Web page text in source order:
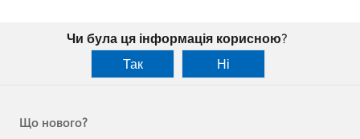
Чи була ця інформація корисною?
Так
Ні
Що нового?